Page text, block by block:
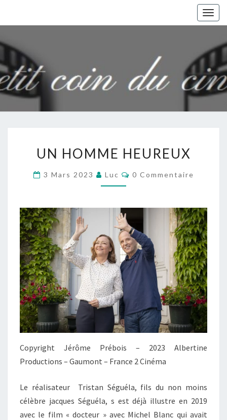
HOMME
UN HOMME HEUREUX
3 Mars 2023 Luc Commentaires
0 Commentaire
Copyright Jérôme Prébois – 2023 Albertine
Productions – Gaumont – France 2 Cinéma
Le réalisateur Tristan Séguéla, fils du non moins
célèbre jacques Séguéla, s est déjà illustre en 2019
avec le film « docteur » avec Michel Blanc qui avait